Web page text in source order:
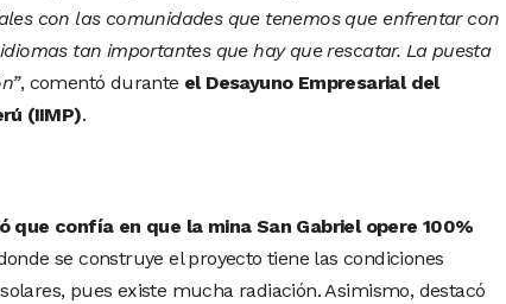
con las comunidades que tenemos que enfrentar con
tan importantes que hay que rescatar. La puesta
, comentó durante el Desayuno Empresarial del
(IIMP).
que confía en que la mina San Gabriel opere 100%
se construye el proyecto tiene las condiciones
pues existe mucha radiación. Asimismo, destacó